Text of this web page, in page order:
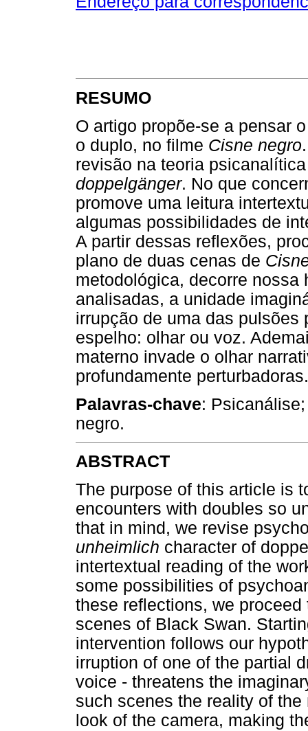
RESUMO
O artigo propõe-se a pensar
o duplo, no filme Cisne negro
revisão na teoria
doppelgänger. No que
promove uma leitura
algumas possibilidades de
A partir dessas reflexões,
plano de duas cenas de
metodológica, decorre nossa
analisadas, a unidade
irrupção de uma das
espelho: olhar ou voz.
materno invade o olhar
profundamente perturbadoras.
Palavras-chave:
negro.
ABSTRACT
The purpose of this article is
encounters with doubles so
that in mind, we revise
unheimlich character of
intertextual reading of the
some possibilities of
these reflections, we
scenes of Black Swan.
intervention follows our
irruption of one of the partial
voice - threatens the
such scenes the reality of
look of the camera, making